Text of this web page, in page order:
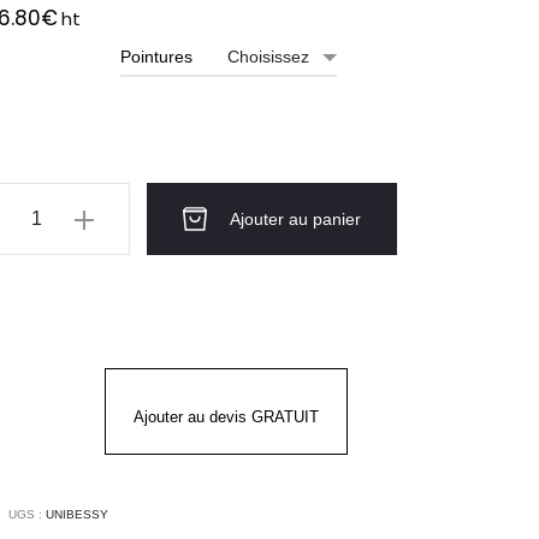
€ht
Pointures
Ajouter au panier
Ajouter au devis GRATUIT
UGS : UNIBESSY